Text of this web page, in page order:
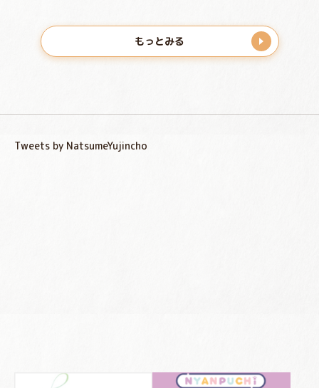
もっとみる
Tweets by NatsumeYujincho